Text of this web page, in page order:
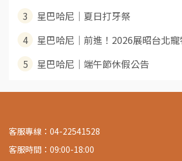
3
星巴哈尼｜夏日打牙祭
4
星巴哈尼｜前進！2026展昭台北
5
星巴哈尼｜端午節休假公告
客服專線：04-22541528
客服時間：09:00-18:00